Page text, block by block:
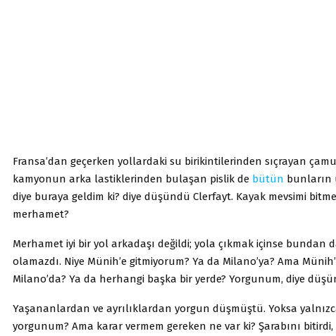
Fransa’dan geçerken yollardaki su birikintilerinden sıçrayan
kamyonun arka lastiklerinden bulaşan pislik de bütün bunların
diye buraya geldim ki? diye düşündü Clerfayt. Kayak mevsimi
merhamet?
Merhamet iyi bir yol arkadaşı değildi; yola çıkmak içinse bundan
olamazdı. Niye Münih’e gitmiyorum? Ya da Milano’ya? Ama
Milano’da? Ya da herhangi başka bir yerde? Yorgunum, diye
Yaşananlardan ve ayrılıklardan yorgun düşmüştü. Yoksa
yorgunum? Ama karar vermem gereken ne var ki? Şarabını